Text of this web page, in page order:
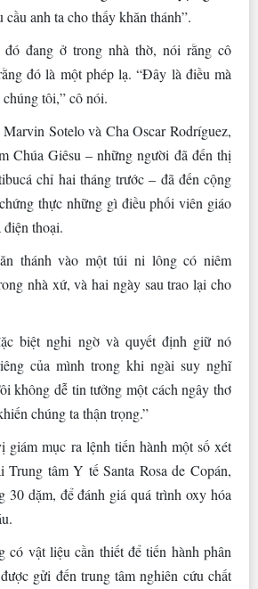
anh ta cho thấy khăn thánh”.
đó đang ở trong nhà thờ, nói rằng cô
đó là một phép lạ. “Đây là điều mà
tôi,” cô nói.
Sotelo và Cha Oscar Rodríguez,
Chúa Giêsu – những người đã đến thị
chỉ hai tháng trước – đã đến cộng
thực những gì điều phối viên giáo
thoại.
thánh vào một túi ni lông có niêm
nhà xứ, và hai ngày sau trao lại cho
biệt nghi ngờ và quyết định giữ nó
của mình trong khi ngài suy nghĩ
không dễ tin tưởng một cách ngây thơ
chúng ta thận trọng.”
giám mục ra lệnh tiến hành một số xét
Trung tâm Y tế Santa Rosa de Copán,
30 dặm, để đánh giá quá trình oxy hóa
có vật liệu cần thiết để tiến hành phân
gửi đến trung tâm nghiên cứu chất